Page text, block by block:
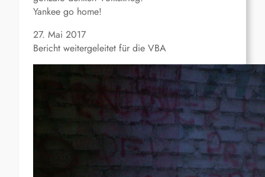
Yankee go home!
27. Mai 2017
Bericht weitergeleitet für die VBA